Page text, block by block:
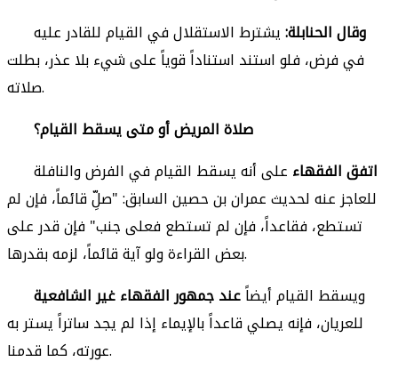
وقال الحنابلة:يشترط الاستقلال في القيام للقادر عليه
في فرض، فلو استند استناداً قوياً على شيء بلا عذر، بطلت
صلاته.
صلاة المريض أو متى يسقط القيام؟
اتفق الفقهاء على أنه يسقط القيام في الفرض والنافلة
للعاجز عنه لحديث عمران بن حصين السابق: "صلِّ قائماً، فإن لم
تستطع، فقاعداً، فإن لم تستطع فعلى جنب" فإن قدر على
بعض القراءة ولو آية قائماً، لزمه بقدرها.
ويسقط القيام أيضاًعند جمهور الفقهاء غير الشافعية
للعريان، فإنه يصلي قاعداً بالإيماء إذا لم يجد ساتراً يستر به
عورته، كما قدمنا.